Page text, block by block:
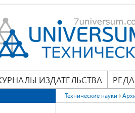
ИЗДАТЕЛЬСТВА
Технические науки